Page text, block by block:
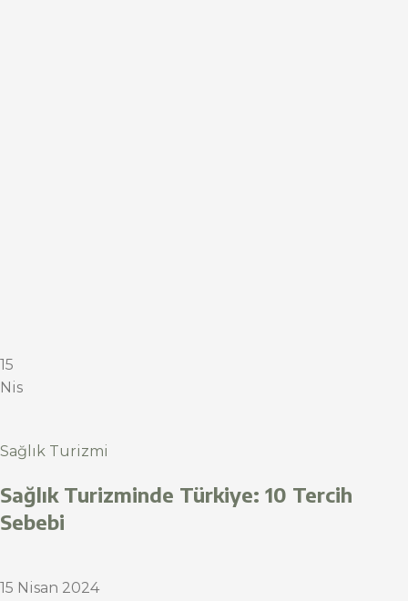
15
Nis
Sağlık Turizmi
Sağlık Turizminde Türkiye: 10 Tercih
Sebebi
15 Nisan 2024